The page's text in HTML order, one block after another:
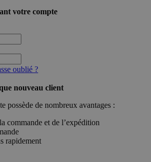
votre compte
oublié ?
nouveau client
possède de nombreux avantages :
commande et de l’expédition
rapidement